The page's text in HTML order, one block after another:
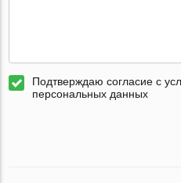
Подтверждаю согласие с
персональных данных